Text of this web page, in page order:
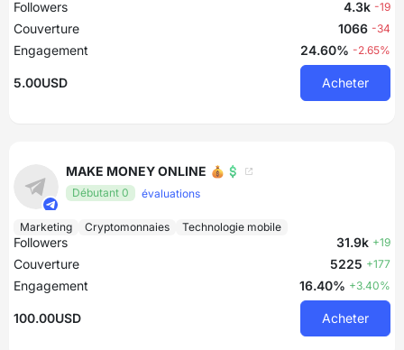
Followers 4.3k -19
Couverture 1066 -34
Engagement 24.60% -2.65%
5.00USD Acheter
MAKE MONEY ONLINE 💰💲
Débutant 0 évaluations
Marketing Cryptomonnaies Technologie mobile
Followers 31.9k +19
Couverture 5225 +177
Engagement 16.40% +3.40%
100.00USD Acheter